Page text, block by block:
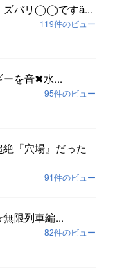
ズバリ◯◯ですȃ...
119件のビュー
ーを音✖︎水...
95件のビュー
『穴場』だった
91件のビュー
限列車編...
82件のビュー